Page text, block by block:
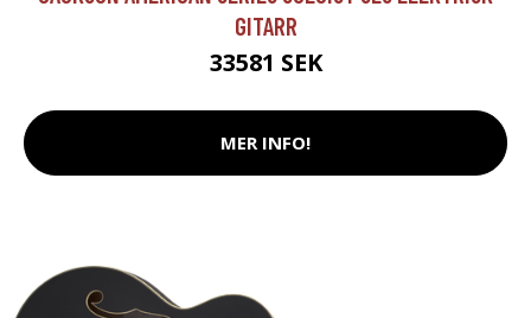
GITARR
33581 SEK
MER INFO!